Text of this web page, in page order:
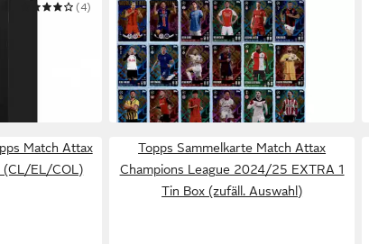
(4)
TOPPS
Sammelkarte Match Attax
Champions League 24/25 Alle 27
Limitierte Karten + Sleeves
33,99 €
in 4-5 Werktagen bei dir
Match Attax
(CL/EL/COL)
Topps Sammelkarte Match Attax
Champions League 2024/25 EXTRA 1
Tin Box (zufäll. Auswahl)